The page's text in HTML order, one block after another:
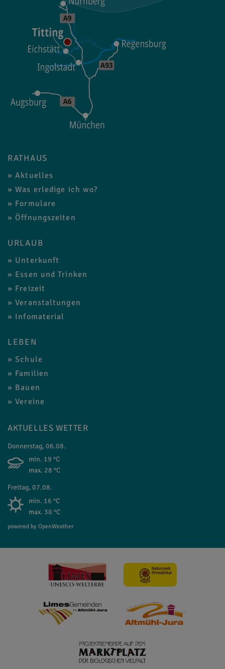
RATHAUS
Aktuelles
Was erledige ich wo?
Formulare
Öffnungszeiten
URLAUB
Unterkunft
Essen und Trinken
Freizeit
Veranstaltungen
Infomaterial
LEBEN
Schule
Familien
Bauen
Vereine
AKTUELLES WETTER
Donnerstag, 06.08.
min. 19 °C
max. 28 °C
Freitag, 07.08.
min. 16 °C
max. 30 °C
powered by OpenWeather